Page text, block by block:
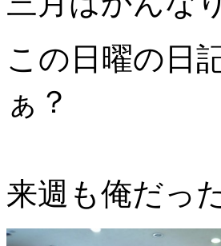
この日曜の日
ぁ？
来週も俺だっ